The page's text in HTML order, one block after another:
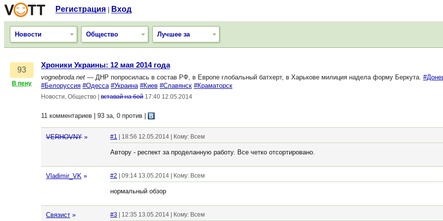
Регистрация Вход
Новости Общество Лучшее за
93
В пену
Хроники Украины: 12 мая 2014 года
vognebroda.net — ДНР попросилась в состав РФ, в Европе глобальный батхерт, в Харькове милиция надела форму Беркута.
#Белоруссия #Одесса #Украина #Киев #Славянск #Краматорск
Новости, Общество вставай на бой 17:40 12.05.2014
11 комментариев | 93 за, 0 против
VERHOVNY » #1 | 18:56 12.05.2014 | Кому: Всем
Автору - респект за проделанную работу. Все четко отсортировано.
Vladimir_VK » #2 | 09:14 13.05.2014 | Кому: Всем
нормальный обзор
Связист » #3 | 12:35 13.05.2014 | Кому: Всем